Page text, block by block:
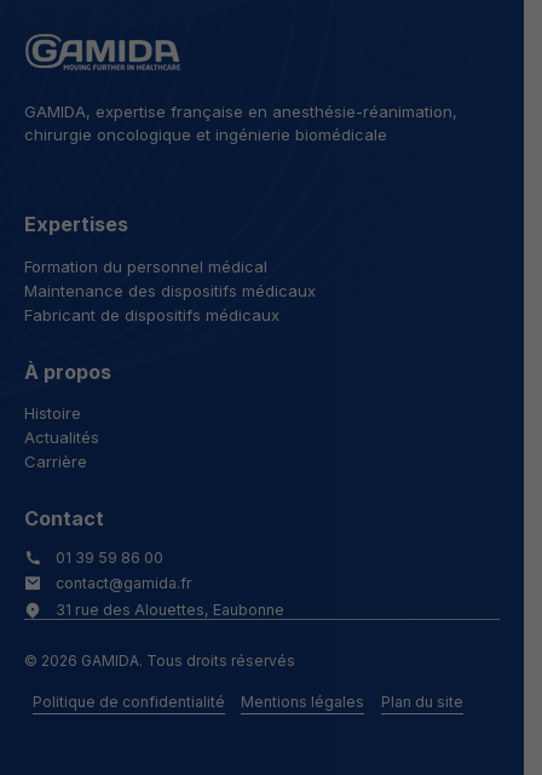
GAMIDA, expertise française en anesthésie-réanimation,
chirurgie oncologique et ingénierie biomédicale
Expertises
Formation du personnel médical
Maintenance des dispositifs médicaux
Fabricant de dispositifs médicaux
À propos
Histoire
Actualités
Carrière
Contact
01 39 59 86 00
contact@gamida.fr
31 rue des Alouettes, Eaubonne
© 2026 GAMIDA. Tous droits réservés
Politique de confidentialité Mentions légales Plan du site